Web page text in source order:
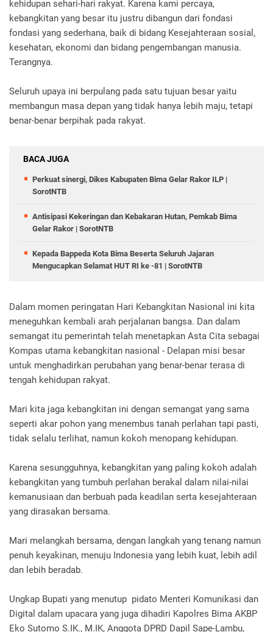
kehidupan sehari-hari rakyat. Karena kami percaya,
kebangkitan yang besar itu justru dibangun dari fondasi
fondasi yang sederhana, baik di bidang Kesejahteraan sosial,
kesehatan, ekonomi dan bidang pengembangan manusia.
Terangnya.
Seluruh upaya ini berpulang pada satu tujuan besar yaitu
membangun masa depan yang tidak hanya lebih maju, tetapi
benar-benar berpihak pada rakyat.
BACA JUGA
Perkuat sinergi, Dikes Kabupaten Bima Gelar Rakor ILP |
SorotNTB
Antisipasi Kekeringan dan Kebakaran Hutan, Pemkab Bima
Gelar Rakor | SorotNTB
Kepada Bappeda Kota Bima Beserta Seluruh Jajaran
Mengucapkan Selamat HUT RI ke -81 | SorotNTB
Dalam momen peringatan Hari Kebangkitan Nasional ini kita
meneguhkan kembali arah perjalanan bangsa. Dan dalam
semangat itu pemerintah telah menetapkan Asta Cita sebagai
Kompas utama kebangkitan nasional - Delapan misi besar
untuk menghadirkan perubahan yang benar-benar terasa di
tengah kehidupan rakyat.
Mari kita jaga kebangkitan ini dengan semangat yang sama
seperti akar pohon yang menembus tanah perlahan tapi pasti,
tidak selalu terlihat, namun kokoh menopang kehidupan.
Karena sesungguhnya, kebangkitan yang paling kokoh adalah
kebangkitan yang tumbuh perlahan berakal dalam nilai-nilai
kemanusiaan dan berbuah pada keadilan serta kesejahteraan
yang dirasakan bersama.
Mari melangkah bersama, dengan langkah yang tenang namun
penuh keyakinan, menuju Indonesia yang lebih kuat, lebih adil
dan lebih beradab.
Ungkap Bupati yang menutup pidato Menteri Komunikasi dan
Digital dalam upacara yang juga dihadiri Kapolres Bima AKBP
Eko Sutomo S.IK., M.IK, Anggota DPRD Dapil Sape-Lambu,